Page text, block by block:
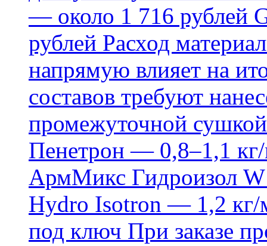
— около 1 716 рублей
рублей Расход
напрямую влияет на
составов требуют
промежуточной
Пенетрон — 0,8–1,1 кг/
АрмМикс Гидроизол
Hydro Isotron — 1,2 кг/
под ключ При заказе